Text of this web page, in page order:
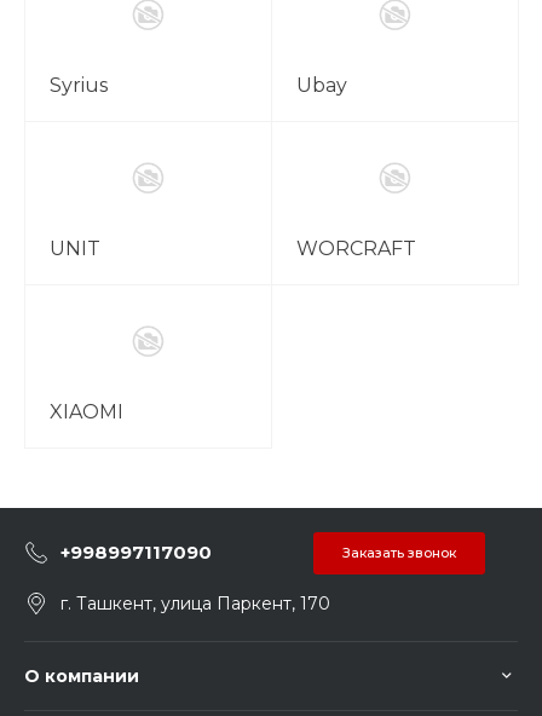
Syrius Ubay
UNIT WORCRAFT
XIAOMI
+998997117090 Заказать звонок
г. Ташкент, улица Паркент, 170
О компании